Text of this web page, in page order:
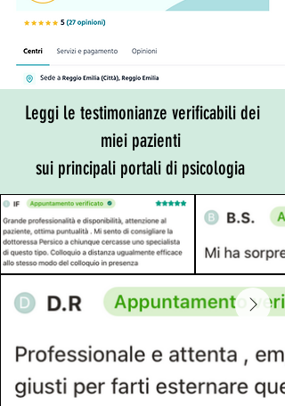
Leggi le testimonianze verificabili dei
miei pazienti
sui principali portali di psicologia